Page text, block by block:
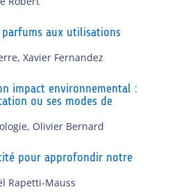
parfums aux utilisations
,Xavier Fernandez
impact environnemental :
ou ses modes de
, Olivier Bernard
pour approfondir notre
Rapetti-Mauss